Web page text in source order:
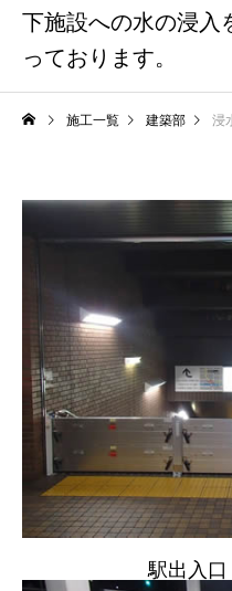
下施設への水の浸入
っております。
施工一覧 建築部 浸
駅出入